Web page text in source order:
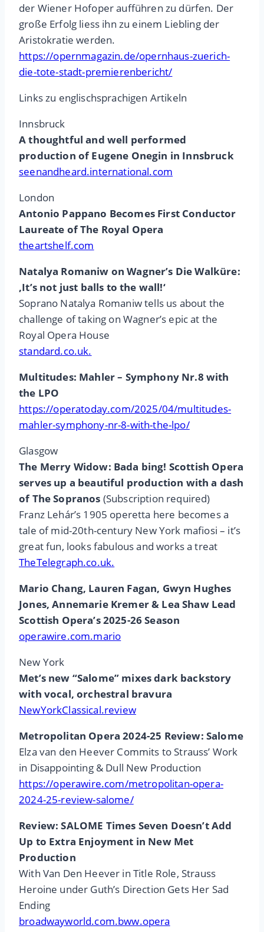
der Wiener Hofoper aufführen zu dürfen. Der
große Erfolg liess ihn zu einem Liebling der
Aristokratie werden.
https://opernmagazin.de/opernhaus-zuerich-
die-tote-stadt-premierenbericht/
Links zu englischsprachigen Artikeln
Innsbruck
A thoughtful and well performed
production of Eugene Onegin in Innsbruck
seenandheard.international.com
London
Antonio Pappano Becomes First Conductor
Laureate of The Royal Opera
theartshelf.com
Natalya Romaniw on Wagner’s Die Walküre:
‚It’s not just balls to the wall!‘
Soprano Natalya Romaniw tells us about the
challenge of taking on Wagner’s epic at the
Royal Opera House
standard.co.uk.
Multitudes: Mahler – Symphony Nr.8 with
the LPO
https://operatoday.com/2025/04/multitudes-
mahler-symphony-nr-8-with-the-lpo/
Glasgow
The Merry Widow: Bada bing! Scottish Opera
serves up a beautiful production with a dash
of The Sopranos (Subscription required)
Franz Lehár’s 1905 operetta here becomes a
tale of mid-20th-century New York mafiosi – it’s
great fun, looks fabulous and works a treat
TheTelegraph.co.uk.
Mario Chang, Lauren Fagan, Gwyn Hughes
Jones, Annemarie Kremer & Lea Shaw Lead
Scottish Opera’s 2025-26 Season
operawire.com.mario
New York
Met’s new “Salome” mixes dark backstory
with vocal, orchestral bravura
NewYorkClassical.review
Metropolitan Opera 2024-25 Review: Salome
Elza van den Heever Commits to Strauss’ Work
in Disappointing & Dull New Production
https://operawire.com/metropolitan-opera-
2024-25-review-salome/
Review: SALOME Times Seven Doesn’t Add
Up to Extra Enjoyment in New Met
Production
With Van Den Heever in Title Role, Strauss
Heroine under Guth’s Direction Gets Her Sad
Ending
broadwayworld.com.bww.opera